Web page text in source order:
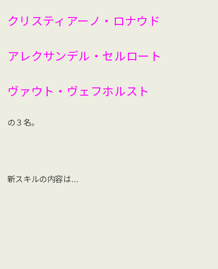
クリスティアーノ・ロナウド
アレクサンデル・セルロート
ヴァウト・ヴェフホルスト
の３名。
新スキルの内容は…